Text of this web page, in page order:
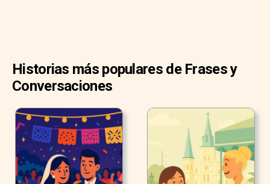
Historias más populares de Frases y
Conversaciones